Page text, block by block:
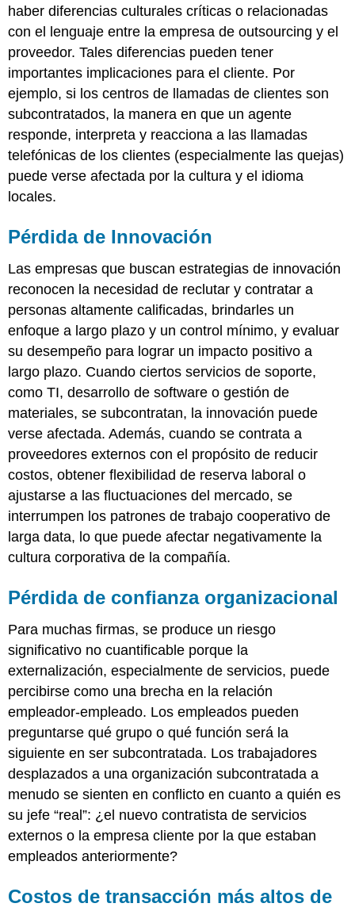
haber diferencias culturales críticas o relacionadas
con el lenguaje entre la empresa de outsourcing y el
proveedor. Tales diferencias pueden tener
importantes implicaciones para el cliente. Por
ejemplo, si los centros de llamadas de clientes son
subcontratados, la manera en que un agente
responde, interpreta y reacciona a las llamadas
telefónicas de los clientes (especialmente las quejas)
puede verse afectada por la cultura y el idioma
locales.
Pérdida de Innovación
Las empresas que buscan estrategias de innovación
reconocen la necesidad de reclutar y contratar a
personas altamente calificadas, brindarles un
enfoque a largo plazo y un control mínimo, y evaluar
su desempeño para lograr un impacto positivo a
largo plazo. Cuando ciertos servicios de soporte,
como TI, desarrollo de software o gestión de
materiales, se subcontratan, la innovación puede
verse afectada. Además, cuando se contrata a
proveedores externos con el propósito de reducir
costos, obtener flexibilidad de reserva laboral o
ajustarse a las fluctuaciones del mercado, se
interrumpen los patrones de trabajo cooperativo de
larga data, lo que puede afectar negativamente la
cultura corporativa de la compañía.
Pérdida de confianza organizacional
Para muchas firmas, se produce un riesgo
significativo no cuantificable porque la
externalización, especialmente de servicios, puede
percibirse como una brecha en la relación
empleador-empleado. Los empleados pueden
preguntarse qué grupo o qué función será la
siguiente en ser subcontratada. Los trabajadores
desplazados a una organización subcontratada a
menudo se sienten en conflicto en cuanto a quién es
su jefe “real”: ¿el nuevo contratista de servicios
externos o la empresa cliente por la que estaban
empleados anteriormente?
Costos de transacción más altos de